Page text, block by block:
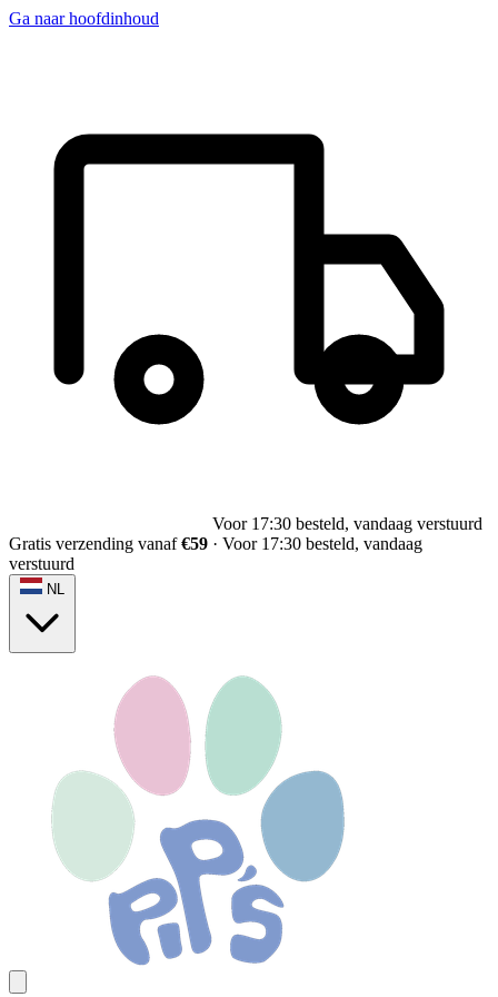
Ga naar hoofdinhoud
Voor 17:30 besteld, vandaag verstuurd
Gratis verzending vanaf€59 · Voor 17:30 besteld, vandaag
verstuurd
NL